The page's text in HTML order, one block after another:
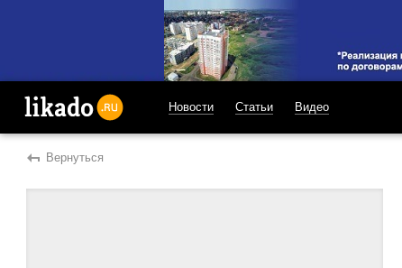
Новости Статьи Видео
Вернуться